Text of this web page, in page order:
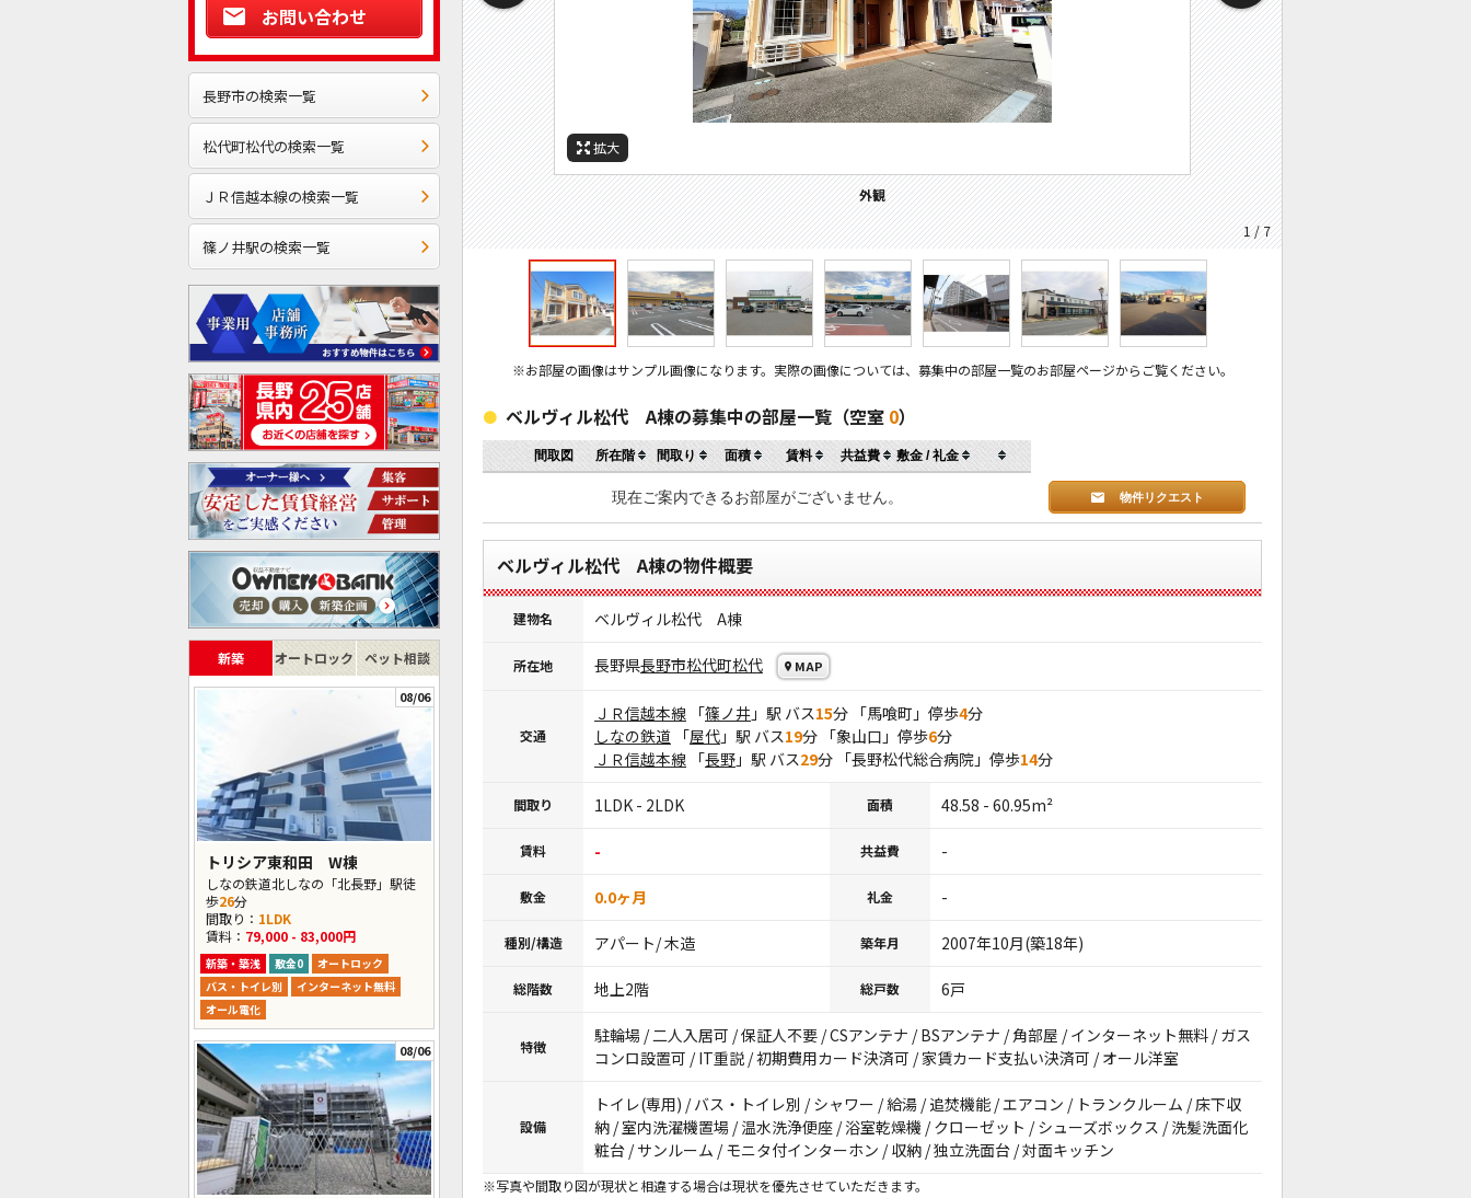
お問い合わせ
長野市の検索一覧
松代町松代の検索一覧
ＪＲ信越本線の検索一覧
篠ノ井駅の検索一覧
新築 オートロック ペット相談
08/06
トリシア東和田 W棟
しなの鉄道北しなの「北長野」駅徒
歩26分
間取り： 1LDK
賃料： 79,000 - 83,000円
新築・築浅 敷金0
オートロック
バス・トイレ別
インターネット無料
オール電化
08/06
拡大
外観
1 / 7
拡大
周辺施設：ドラックストア
拡大
周辺施設：コンビニ
拡大
周辺施設：スーパー
拡大
周辺施設：病院
拡大
周辺施設：郵便局
拡大
※お部屋の画像はサンプル画像になります。実際の画像については、募集中の部屋一覧のお部屋ページからご覧ください。
ベルヴィル松代 A棟の募集中の部屋一覧（空室 0）
間取図 所在階 間取り 面積 賃料 共益費 敷金 / 礼金
現在ご案内できるお部屋がございません。 物件リクエスト
ベルヴィル松代 A棟の物件概要
建物名 ベルヴィル松代 A棟
所在地 長野県長野市松代町松代 MAP
交通
ＪＲ信越本線 「篠ノ井 」駅 バス15分 「馬喰町」停歩4分
しなの鉄道 「屋代 」駅 バス19分 「象山口」停歩6分
ＪＲ信越本線 「長野 」駅 バス29分 「長野松代総合病院」停歩14分
間取り 1LDK - 2LDK 面積 48.58 - 60.95m²
賃料 - 共益費 -
敷金 0.0ヶ月 礼金 -
種別/構造 アパート/ 木造 築年月 2007年10月(築18年)
総階数 地上2階 総戸数 6戸
特徴
駐輪場 / 二人入居可 / 保証人不要 / CSアンテナ / BSアンテナ / 角部屋 / インターネット無料 / ガス
コンロ設置可 / IT重説 / 初期費用カード決済可 / 家賃カード支払い決済可 / オール洋室
設備
トイレ(専用) / バス・トイレ別 / シャワー / 給湯 / 追焚機能 / エアコン / トランクルーム / 床下収
納 / 室内洗濯機置場 / 温水洗浄便座 / 浴室乾燥機 / クローゼット / シューズボックス / 洗髪洗面化
粧台 / サンルーム / モニタ付インターホン / 収納 / 独立洗面台 / 対面キッチン
※写真や間取り図が現状と相違する場合は現状を優先させていただきます。